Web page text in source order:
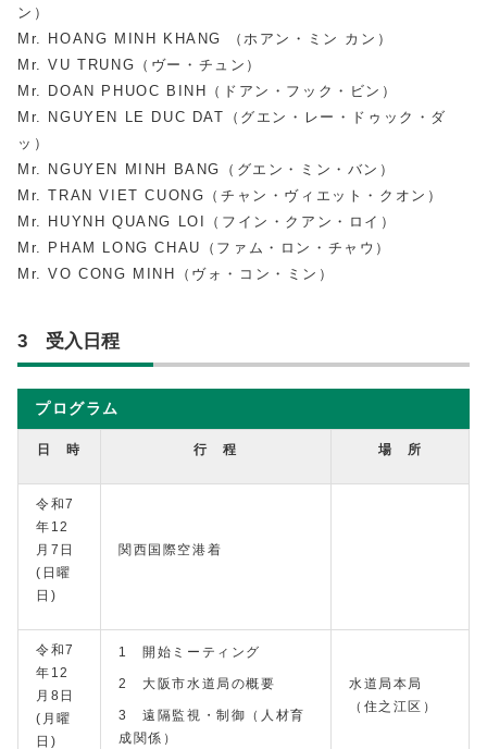
ン）
Mr. HOANG MINH KHANG （ホアン・ミン カン）
Mr. VU TRUNG（ヴー・チュン）
Mr. DOAN PHUOC BINH（ドアン・フック・ビン）
Mr. NGUYEN LE DUC DAT（グエン・レー・ドゥック・ダ
ッ）
Mr. NGUYEN MINH BANG（グエン・ミン・バン）
Mr. TRAN VIET CUONG（チャン・ヴィエット・クオン）
Mr. HUYNH QUANG LOI（フイン・クアン・ロイ）
Mr. PHAM LONG CHAU（ファム・ロン・チャウ）
Mr. VO CONG MINH（ヴォ・コン・ミン）
3 受入日程
プログラム
日 時 行 程 場 所
令和7
年12
月7日
(日曜
日)
関西国際空港着
令和7
年12
月8日
(月曜
日)
1 開始ミーティング
2 大阪市水道局の概要
3 遠隔監視・制御（人材育
成関係）
水道局本局
（住之江区）